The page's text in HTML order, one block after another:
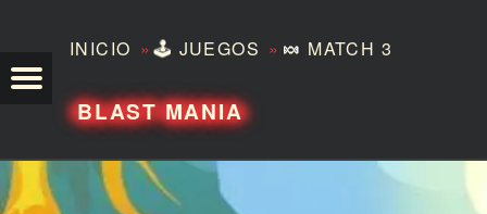
INICIO »🕹️ JUEGOS » 🍬 MATCH 3
BLAST MANIA